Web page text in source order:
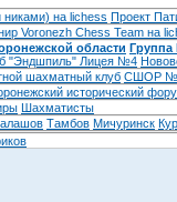
на lichess Проект
Voronezh Chess Team на
области Группа
"Эндшпиль" Лицея №4
шахматный клуб СШОР
исторический
Шахматисты
Тамбов Мичуринск